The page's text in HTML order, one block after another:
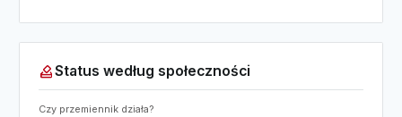
how_to_voteStatus według społeczności
Czy przemiennik działa?